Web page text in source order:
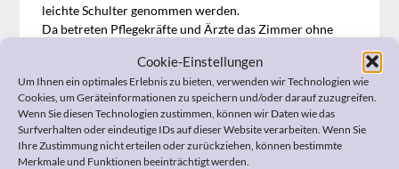
Cookie-Einstellungen
Um Ihnen ein optimales Erlebnis zu bieten, verwenden wir Technologien wie
Cookies, um Geräteinformationen zu speichern und/oder darauf zuzugreifen.
Wenn Sie diesen Technologien zustimmen, können wir Daten wie das
Surfverhalten oder eindeutige IDs auf dieser Website verarbeiten. Wenn Sie
Ihre Zustimmung nicht erteilen oder zurückziehen, können bestimmte
Merkmale und Funktionen beeinträchtigt werden.
leichte Schulter genommen werden.
Da betreten Pflegekräfte und Ärzte das Zimmer ohne
zu desinfizieren – ins nächste Patientenzimmer. Das
Essen wird ebenfalls ohne jede Schutzmaßnahme ins
Zimmer gebracht. Dann werden die nächsten Mahlzeiten
von der gleichen Person direkt weiter verteilt – an die
nicht infizierten Patienten…
Als ahnungsloser Besucher wird man auch nicht